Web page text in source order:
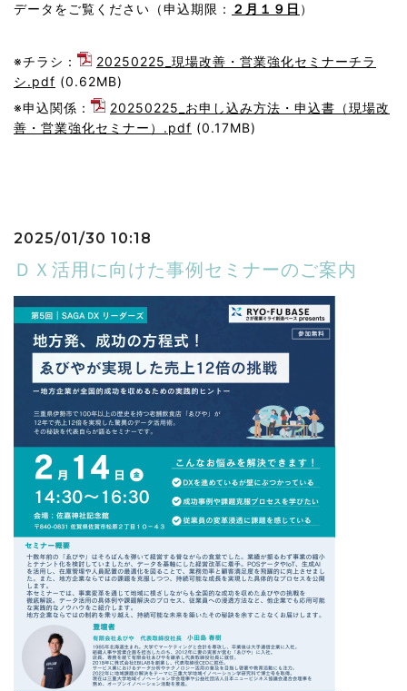
データをご覧ください（申込期限： ２月１９日 ）
※チラシ：
20250225_現場改善・営業強化セミナーチラ
シ.pdf (0.62MB)
※申込関係：
20250225_お申し込み方法・申込書（現場改
善・営業強化セミナー）.pdf (0.17MB)
2025/01/30 10:18
ＤＸ活用に向けた事例セミナーのご案内